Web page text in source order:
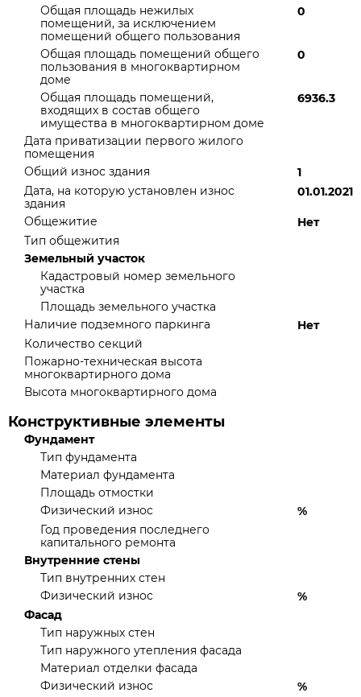
Общая площадь нежилых
помещений, за исключением
помещений общего пользования
0
Общая площадь помещений общего
пользования в многоквартирном
доме
0
Общая площадь помещений,
входящих в состав общего
имущества в многоквартирном доме
6936.3
Дата приватизации первого жилого
помещения
Общий износ здания
1
Дата, на которую установлен износ
здания
01.01.2021
Общежитие
Нет
Тип общежития
Земельный участок
Кадастровый номер земельного
участка
Площадь земельного участка
Наличие подземного паркинга
Нет
Количество секций
Пожарно-техническая высота
многоквартирного дома
Высота многоквартирного дома
Конструктивные элементы
Фундамент
Тип фундамента
Материал фундамента
Площадь отмостки
Физический износ
%
Год проведения последнего
капитального ремонта
Внутренние стены
Тип внутренних стен
Физический износ
%
Фасад
Тип наружных стен
Тип наружного утепления фасада
Материал отделки фасада
Физический износ
%